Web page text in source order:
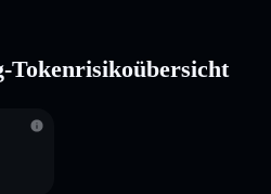
Tokenrisikoübersicht